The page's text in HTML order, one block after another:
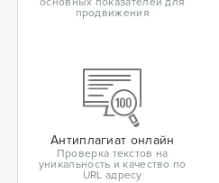
продвижения
Антиплагиат онлайн
Проверка текстов на
уникальность и качество по
URL адресу